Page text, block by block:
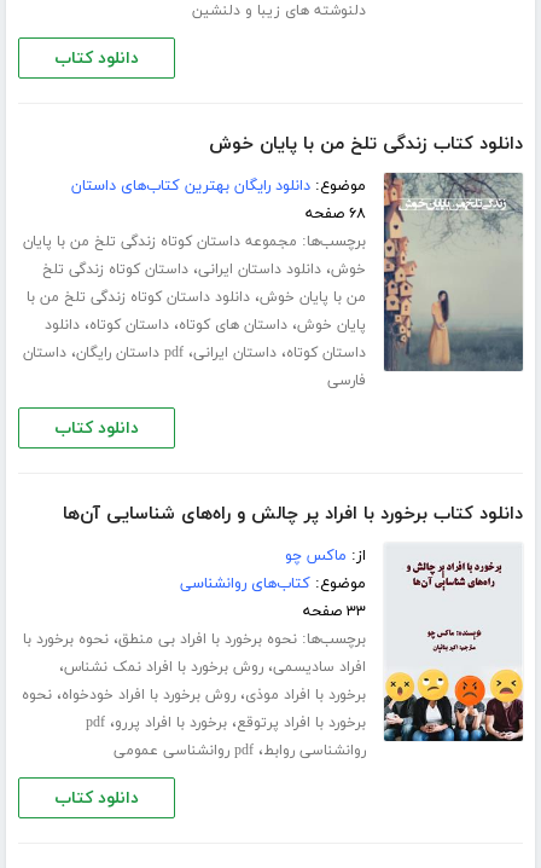
دلنوشته های زیبا و دلنشین
دانلود کتاب
دانلود کتاب زندگی تلخ من با پایان خوش
موضوع:دانلود رایگان بهترین کتاب‌های داستان
۶۸ صفحه
برچسب‌ها: مجموعه داستان کوتاه زندگی تلخ من با پایان
خوش،دانلود داستان ایرانی،داستان کوتاه زندگی تلخ
من با پایان خوش،دانلود داستان کوتاه زندگی تلخ من با
پایان خوش،داستان های کوتاه،داستان کوتاه،دانلود
داستان کوتاه،داستان ایرانی،pdf داستان رایگان ،داستان
فارسی
دانلود کتاب
دانلود کتاب برخورد با افراد پر چالش و راه‌های شناسایی آن‌ها
از: ماکس چو
موضوع:کتاب‌های روانشناسی
۳۳ صفحه
برچسب‌ها:نحوه برخورد با افراد بی منطق،نحوه برخورد با
افراد سادیسمی،روش برخورد با افراد نمک نشناس،
برخورد با افراد موذی،روش برخورد با افراد خودخواه،نحوه
برخورد با افراد پرتوقع،برخورد با افراد پررو،pdf
روانشناسی روابط،pdf روانشناسی عمومی
دانلود کتاب